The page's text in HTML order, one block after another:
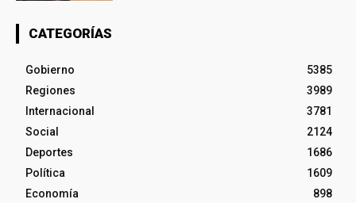
CATEGORÍAS
Gobierno
5385
Regiones
3989
Internacional
3781
Social
2124
Deportes
1686
Política
1609
Economía
898